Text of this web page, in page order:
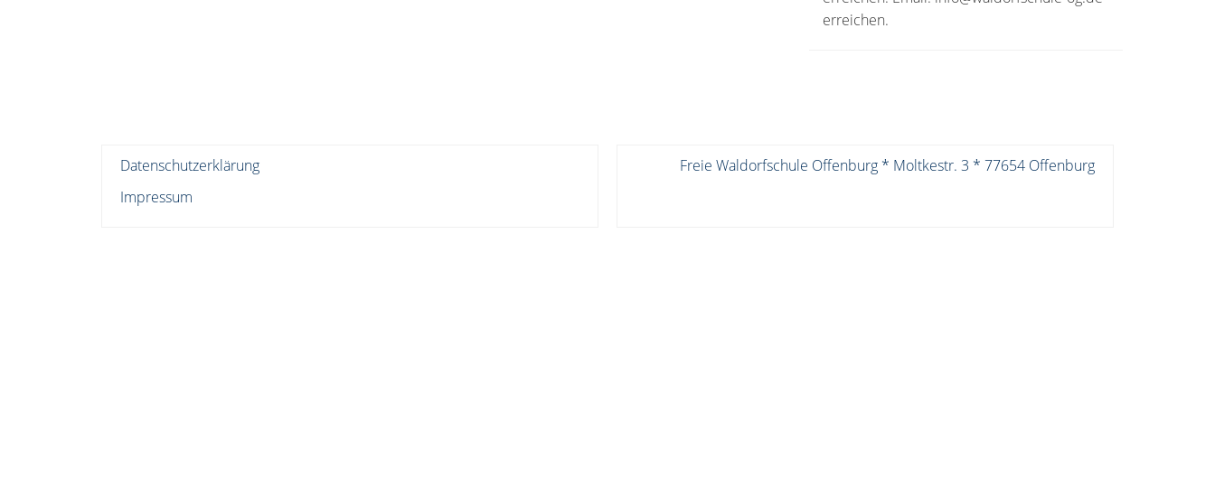
erreichen.
Datenschutzerklärung
Impressum
Freie Waldorfschule Offenburg * Moltkestr. 3 * 77654 Offenburg